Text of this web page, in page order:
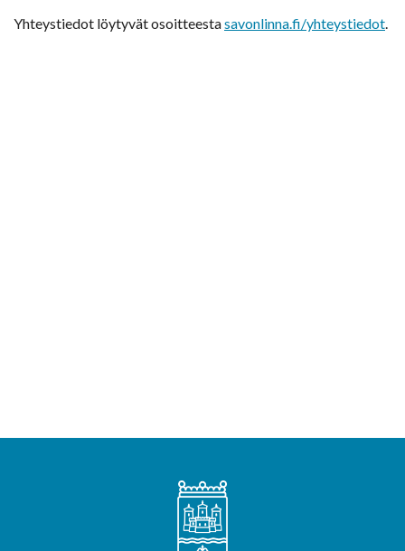
Yhteystiedot löytyvät osoitteestasavonlinna.fi/yhteystiedot.